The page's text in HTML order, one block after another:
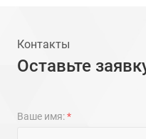
Контакты
Оставьте
Ваше имя:*